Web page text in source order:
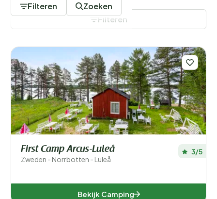
Filteren Zoeken
Plaatsen
Populaire filters
Type accommodatie
Zwemmen
Sport en vrije tijd
Filteren
First Camp Arcus-Luleå
Zweden - Norrbotten - Luleå
3/5
Bekijk Camping